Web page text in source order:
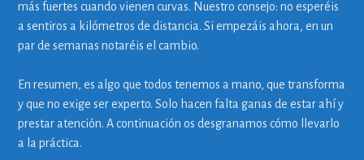
más fuertes cuando vienen curvas. Nuestro consejo: no esperéis
a sentiros a kilómetros de distancia. Si empezáis ahora, en un
par de semanas notaréis el cambio.
En resumen, es algo que todos tenemos a mano, que transforma
y que no exige ser experto. Solo hacen falta ganas de estar ahí y
prestar atención. A continuación os desgranamos cómo llevarlo
a la práctica.